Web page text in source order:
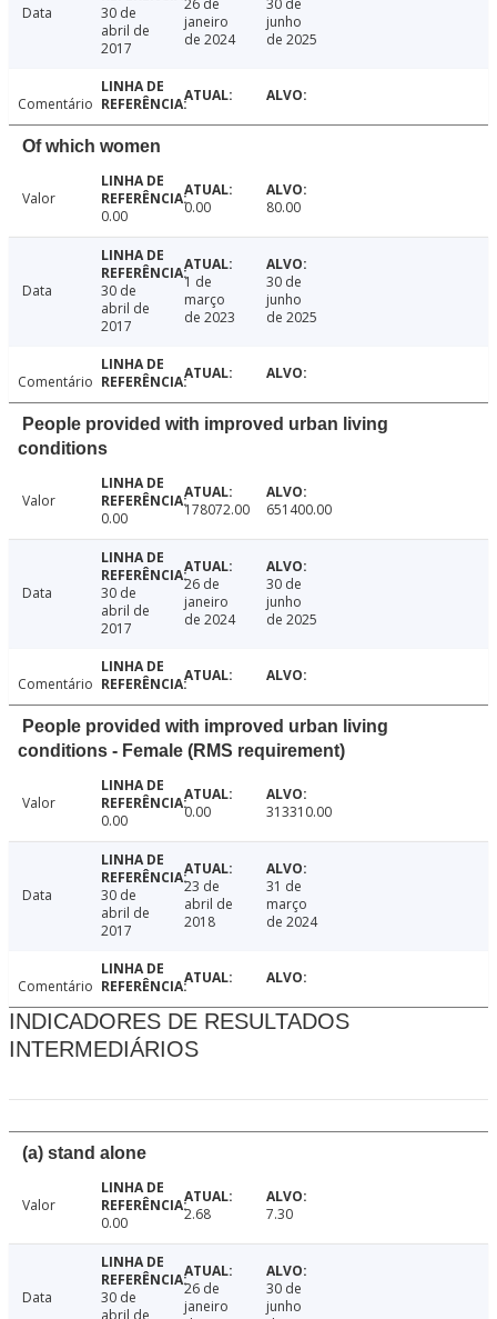
Data
30 de
abril de
2017
26 de
janeiro
de 2024
30 de
junho
de 2025
Comentário
Of which women
Valor
0.00
0.00 80.00
Data
30 de
abril de
2017
1 de
março
de 2023
30 de
junho
de 2025
Comentário
People provided with improved urban living
conditions
Valor
0.00
178072.00 651400.00
Data
30 de
abril de
2017
26 de
janeiro
de 2024
30 de
junho
de 2025
Comentário
People provided with improved urban living
conditions - Female (RMS requirement)
Valor
0.00
0.00 313310.00
Data
30 de
abril de
2017
23 de
abril de
2018
31 de
março
de 2024
Comentário
INDICADORES DE RESULTADOS
INTERMEDIÁRIOS
(a) stand alone
Valor
0.00
2.68 7.30
Data
30 de
26 de
janeiro
30 de
junho